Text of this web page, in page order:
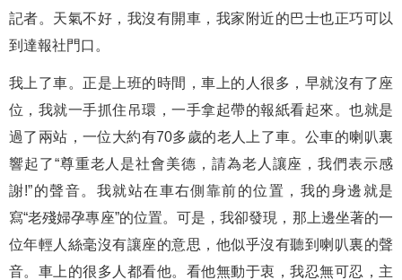
記者。天氣不好，我沒有開車，我家附近的巴士也正巧可以
到達報社門口。
我上了車。正是上班的時間，車上的人很多，早就沒有了座
位，我就一手抓住吊環，一手拿起帶的報紙看起來。也就是
過了兩站，一位大約有70多歲的老人上了車。公車的喇叭裏
響起了“尊重老人是社會美德，請為老人讓座，我們表示感
謝!”的聲音。我就站在車右側靠前的位置，我的身邊就是
寫“老殘婦孕專座”的位置。可是，我卻發現，那上邊坐著的一
位年輕人絲毫沒有讓座的意思，他似乎沒有聽到喇叭裏的聲
音。車上的很多人都看他。看他無動于衷，我忍無可忍，主